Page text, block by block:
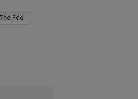
Fed